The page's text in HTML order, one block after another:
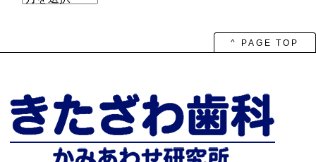
ー
^ PAGE TOP